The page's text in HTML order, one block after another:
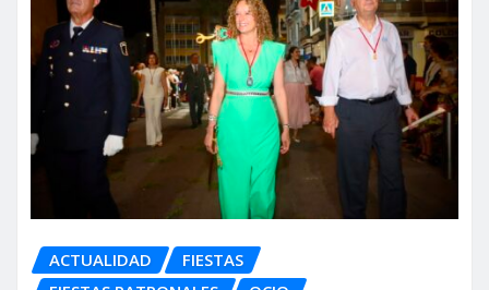
ACTUALIDAD
FIESTAS